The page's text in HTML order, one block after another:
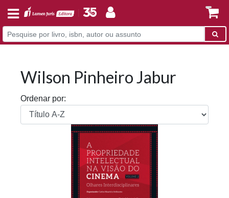
Wilson Pinheiro Jabur
Ordenar por: